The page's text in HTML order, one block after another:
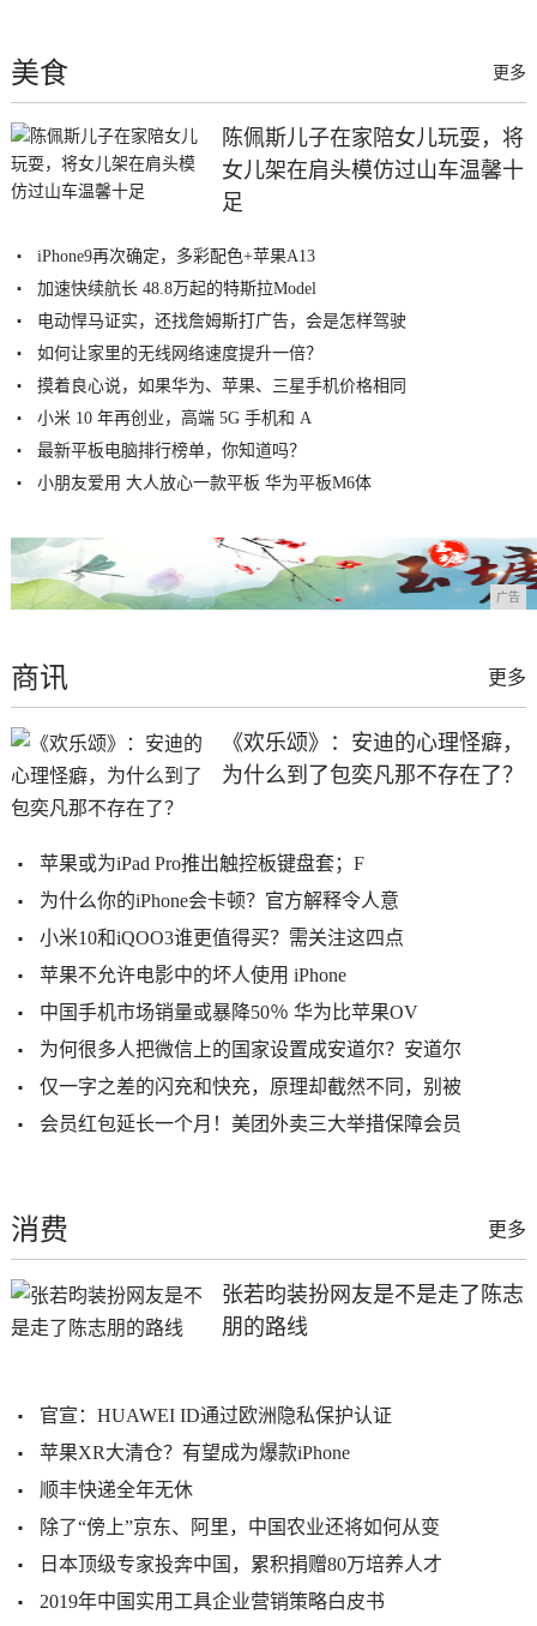
更多
美食
陈佩斯儿子在家陪女儿玩耍，将
女儿架在肩头模仿过山车温馨十
足
iPhone9再次确定，多彩配色+苹果A13
加速快续航长 48.8万起的特斯拉Model
电动悍马证实，还找詹姆斯打广告，会是怎样驾驶
如何让家里的无线网络速度提升一倍？
摸着良心说，如果华为、苹果、三星手机价格相同
小米 10 年再创业，高端 5G 手机和 A
最新平板电脑排行榜单，你知道吗？
小朋友爱用 大人放心一款平板 华为平板M6体
广告
更多
商讯
《欢乐颂》：安迪的心理怪癖，
为什么到了包奕凡那不存在了？
苹果或为iPad Pro推出触控板键盘套；F
为什么你的iPhone会卡顿？官方解释令人意
小米10和iQOO3谁更值得买？需关注这四点
苹果不允许电影中的坏人使用 iPhone
中国手机市场销量或暴降50％ 华为比苹果OV
为何很多人把微信上的国家设置成安道尔？安道尔
仅一字之差的闪充和快充，原理却截然不同，别被
会员红包延长一个月！美团外卖三大举措保障会员
更多
消费
张若昀装扮网友是不是走了陈志
朋的路线
官宣：HUAWEI ID通过欧洲隐私保护认证
苹果XR大清仓？有望成为爆款iPhone
顺丰快递全年无休
除了“傍上”京东、阿里，中国农业还将如何从变
日本顶级专家投奔中国，累积捐赠80万培养人才
2019年中国实用工具企业营销策略白皮书